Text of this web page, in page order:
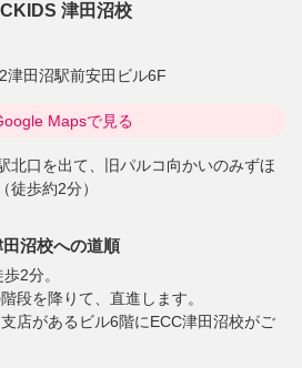
津田沼校
津田沼駅前安田ビル6F
北口を出て、旧パルコ向かいのみずほ
徒歩約2分）
Mapsで見る
田沼校への道順
2分。
段を降りて、直進します。
店があるビル6階にECC津田沼校がご